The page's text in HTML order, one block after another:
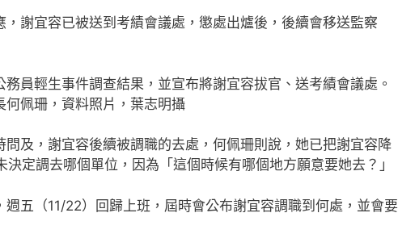
，謝宜容已被送到考績會議處，懲處出爐後，後續會移送監察
員輕生事件調查結果，並宣布將謝宜容拔官、送考績會議處。
佩珊，資料照片，葉志明攝
及，謝宜容後續被調職的去處，何佩珊則說，她已把謝宜容降
定調去哪個單位，因為「這個時候有哪個地方願意要她去？」
五（11/22）回歸上班，屆時會公布謝宜容調職到何處，並會要